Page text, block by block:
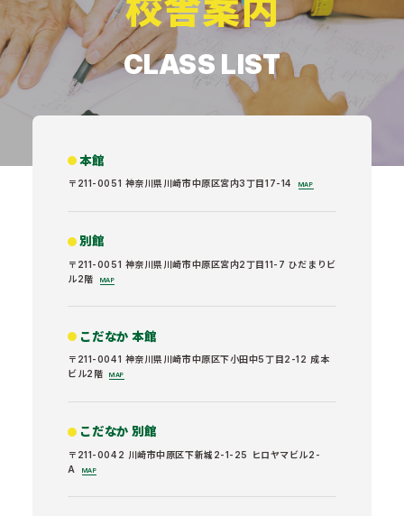
校舎案内
CLASS LIST
本館
〒211-0051 神奈川県川崎市中原区宮内3丁目17-14 MAP
別館
〒211-0051 神奈川県川崎市中原区宮内2丁目11-7 ひだまりビ
ル2階
MAP
こだなか 本館
〒211-0041 神奈川県川崎市中原区下小田中5丁目2-12 成本
ビル2階
MAP
こだなか 別館
〒211-0042 川崎市中原区下新城2-1-25 ヒロヤマビル2-
A
MAP